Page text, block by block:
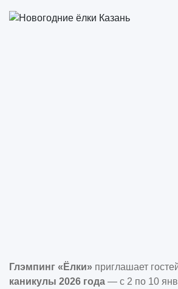
Глэмпинг «Ёлки» приглашает
каникулы 2026 года — с 2 по 10